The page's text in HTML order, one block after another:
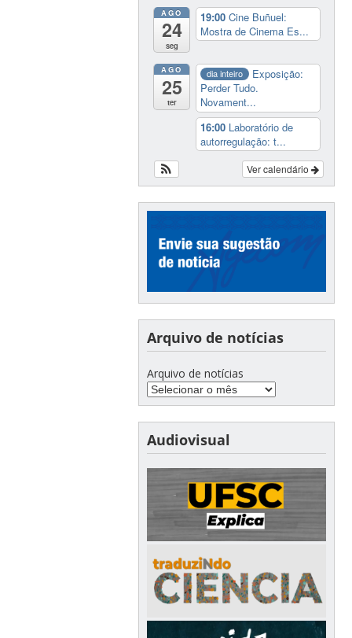
AGO
24
seg
19:00Cine Buñuel:
Mostra de Cinema Es...
AGO
25
ter
dia inteiro
Exposição:
Perder Tudo.
Novament...
16:00 Laboratório de
autorregulação: t...
Ver calendário
Arquivo de notícias
Arquivo de notícias
Audiovisual